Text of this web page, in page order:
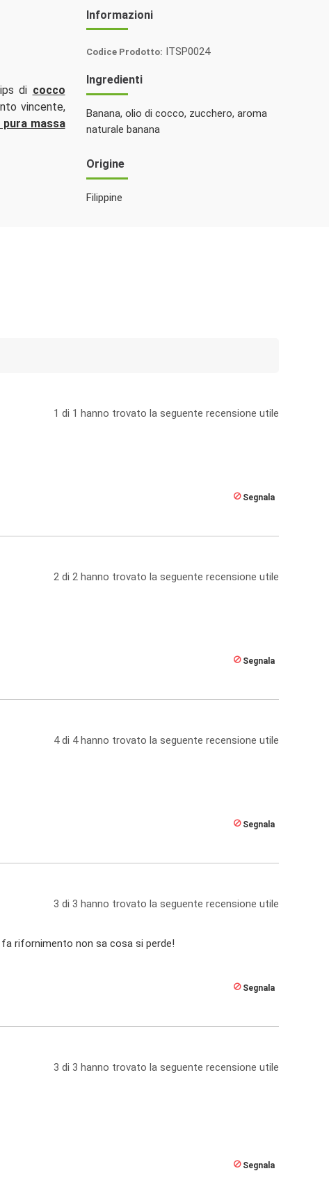
di cocco
vincente,
massa
Informazioni
Codice Prodotto: ITSP0024
Spezie
Ingredienti
Banana, olio di cocco, zucchero, aroma
naturale banana
Origine
Filippine
1 di 1 hanno trovato la seguente recensione utile
Segnala
2 di 2 hanno trovato la seguente recensione utile
Segnala
4di 4hanno trovato la seguente recensione utile
Segnala
3 di 3 hanno trovato la seguente recensione utile
rifornimento non sa cosa si perde!
Segnala
3 di 3 hanno trovato la seguente recensione utile
Segnala